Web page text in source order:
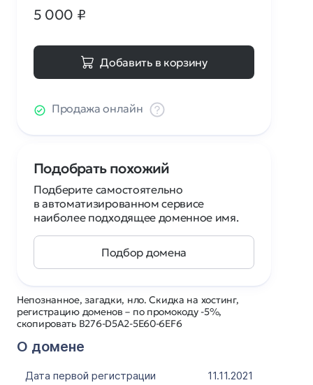
Непознанное, загадки, нло. Скидка на хостинг,
регистрацию доменов – по промокоду -5%,
скопировать B276-D5A2-5E60-6EF6
О домене
Дата первой регистрации
11.11.2021
5 000 ₽
Добавить в корзину
Продажа онлайн
Подобрать похожий
Подберите самостоятельно
в автоматизированном сервисе
наиболее подходящее доменное имя.
Подбор домена